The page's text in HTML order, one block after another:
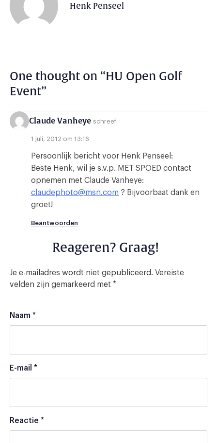
Henk Penseel
One thought on “HU Open Golf
Event”
Claude Vanheye schreef:
1 juli, 2012 om 13:16
Persoonlijk bericht voor Henk Penseel:
Beste Henk, wil je s.v.p. MET SPOED contact
opnemen met Claude Vanheye:
claudephoto@msn.com ? Bijvoorbaat dank en
groet!
Beantwoorden
Reageren? Graag!
Je e-mailadres wordt niet gepubliceerd. Vereiste
velden zijn gemarkeerd met *
Naam *
E-mail *
Reactie *